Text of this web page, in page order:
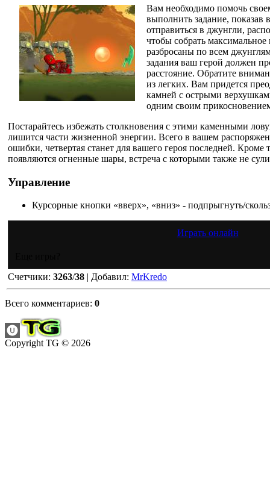
Вам необходимо помочь
выполнить задание, показав
отправиться в джунгли,
чтобы собрать
разбросаны по всем
задания ваш герой должен
расстояние. Обратите
из легких. Вам придется
камней с острыми
одним своим
Постарайтесь избежать столкновения с этими каменными
лишится части жизненной энергии. Всего в вашем
ошибки, четвертая станет для вашего героя последней. Кроме
появляются огненные шары, встреча с которыми также не
Управление
Курсорные кнопки «вверх», «вниз» - подпрыгнуть/
Играть онлайн
Счетчики: 3263/38 | Добавил: MrKredo
Всего комментариев: 0
Copyright TG © 2026